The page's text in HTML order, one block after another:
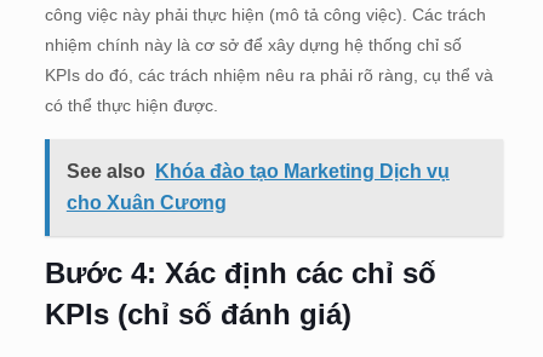
công việc này phải thực hiện (mô tả công việc). Các trách
nhiệm chính này là cơ sở để xây dựng hệ thống chỉ số
KPIs do đó, các trách nhiệm nêu ra phải rõ ràng, cụ thể và
có thể thực hiện được.
See also
Khóa đào tạo Marketing Dịch vụ
cho Xuân Cương
Bước 4: Xác định các chỉ số
KPIs (chỉ số đánh giá)